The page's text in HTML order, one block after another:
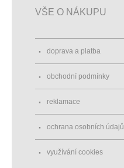
VŠE O NÁKUPU
doprava a platba
obchodní podmínky
reklamace
ochrana osobních údajů
využívání cookies